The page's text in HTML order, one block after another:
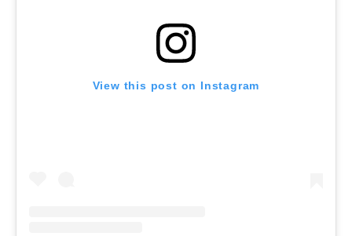
View this post on Instagram